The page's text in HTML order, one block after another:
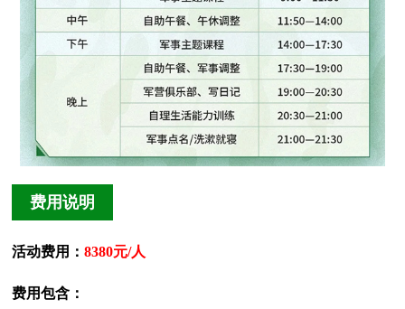
费用说明
活动费用：8380元/人
费用包含：